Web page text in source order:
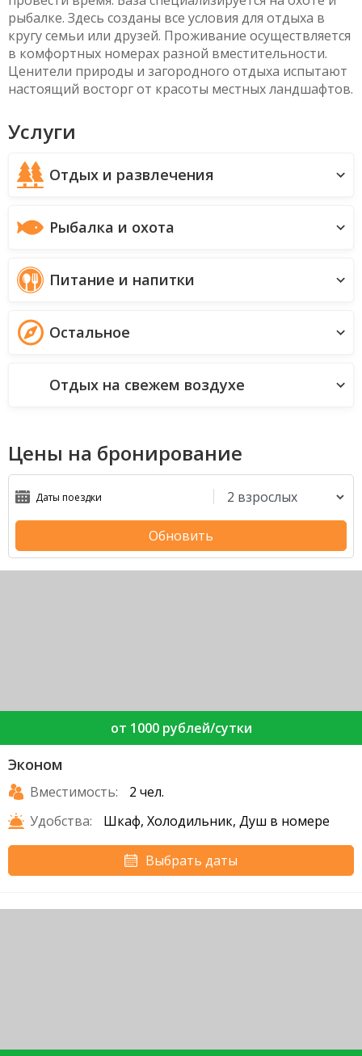
рыбалке. Здесь созданы все условия для отдыха в
кругу семьи или друзей. Проживание осуществляется
в комфортных номерах разной вместительности.
Ценители природы и загородного отдыха испытают
настоящий восторг от красоты местных ландшафтов.
Услуги
Отдых и развлечения
Рыбалка и охота
Питание и напитки
Остальное
Отдых на свежем воздухе
Цены на бронирование
Обновить
от 1000 рублей/сутки
Эконом
Вместимость:
2 чел.
Удобства:
Шкаф, Холодильник, Душ в номере
Выбрать даты